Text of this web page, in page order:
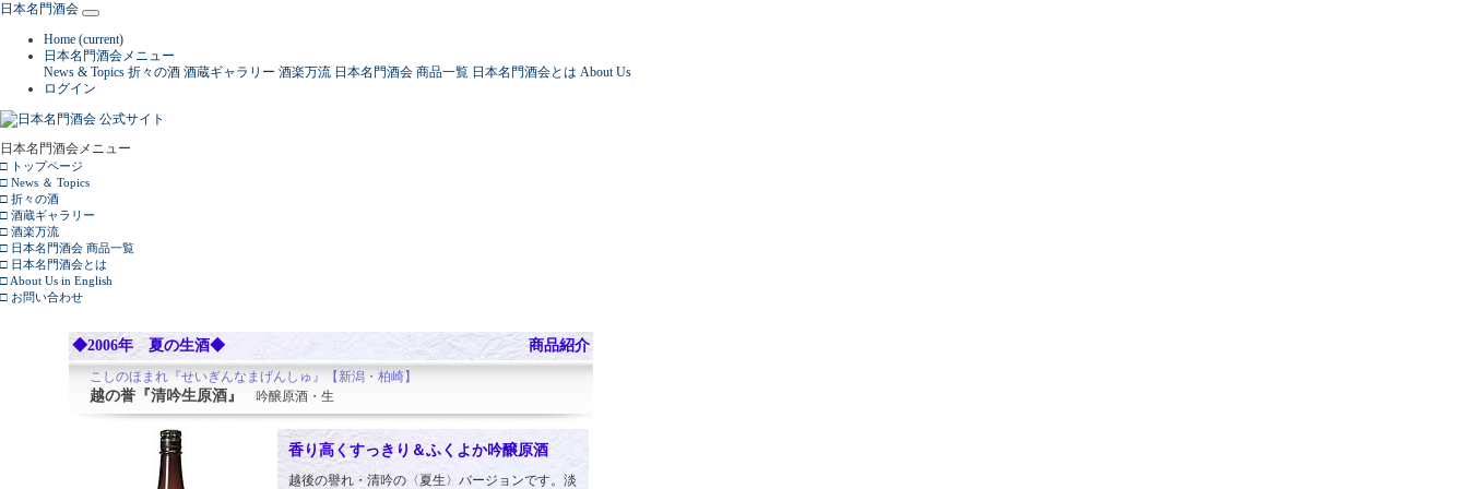
日本名門酒会
Home (current)
日本名門酒会メニュー
News & Topics 折々の酒 酒蔵ギャラリー 酒楽万流 日本名門酒会 商品一覧 日本名門酒会とは About Us
ログイン
日本名門酒会メニュー
□ トップページ
□ News ＆ Topics
□ 折々の酒
□ 酒蔵ギャラリー
□ 酒楽万流
□ 日本名門酒会 商品一覧
□ 日本名門酒会とは
□ About Us in English
□ お問い合わせ
◆2006年 夏の生酒◆ 商品紹介
こしのほまれ『せいぎんなまげんしゅ』【新潟・柏崎】
越の誉『清吟生原酒』 吟醸原酒・生
香り高くすっきり＆ふくよか吟醸原酒
越後の譽れ・清吟の〈夏生〉バージョンです。淡